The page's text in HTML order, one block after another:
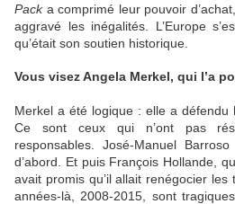
Packa comprimé leur pouvoir
aggravé les inégalités. L’Europe
qu’était son soutien historique.
Vous visez Angela Merkel, qui l’a
Merkel a été logique : elle a défendu
Ce sont ceux qui n’ont pas
responsables. José-Manuel
d’abord. Et puis François Hollande,
avait promis qu’il allait renégocier
années-là, 2008-2015, sont